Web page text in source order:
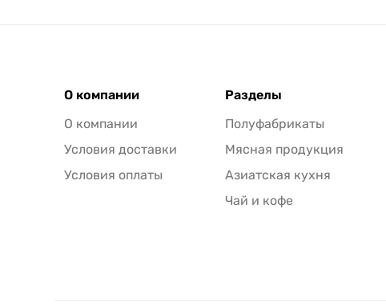
О компании
О компании
Условия доставки
Условия оплаты
Разделы
Полуфабрикаты
Мясная продукция
Азиатская кухня
Чай и кофе